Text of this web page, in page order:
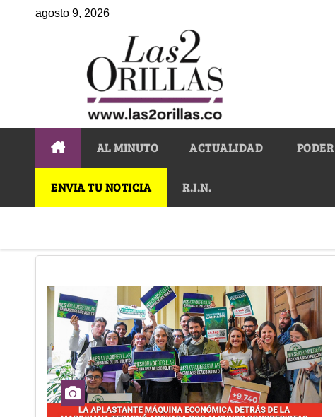
agosto 9, 2026
AL MINUTO ACTUALIDAD PODER
ENVIA TU NOTICIA R.I.N.